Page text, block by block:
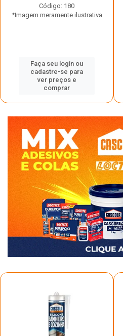
Código: 180
*Imagem meramente ilustrativa
Faça seu login ou
cadastre-se para
ver preços e
comprar